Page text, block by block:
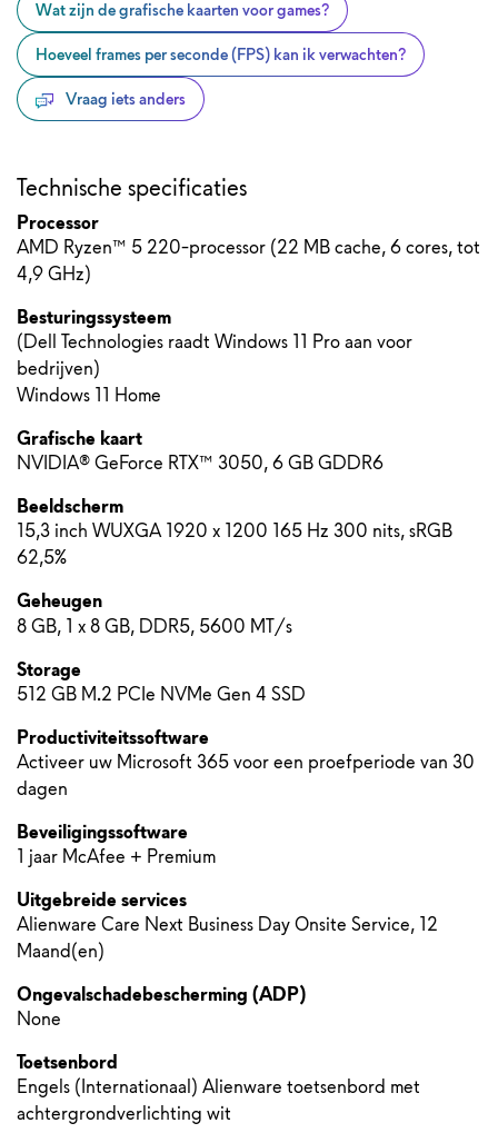
Wat zijn de grafische kaarten voor games?
Hoeveel frames per seconde (FPS) kan ik verwachten?
Vraag iets anders
Technische specificaties
Processor
AMD Ryzen™ 5 220-processor (22 MB cache, 6 cores, tot
4,9 GHz)
Besturingssysteem
(Dell Technologies raadt Windows 11 Pro aan voor
bedrijven)
Windows 11 Home
Grafische kaart
NVIDIA® GeForce RTX™ 3050, 6 GB GDDR6
Beeldscherm
15,3 inch WUXGA 1920 x 1200 165 Hz 300 nits, sRGB
62,5%
Geheugen
8 GB, 1 x 8 GB, DDR5, 5600 MT/s
Storage
512 GB M.2 PCIe NVMe Gen 4 SSD
Productiviteitssoftware
Activeer uw Microsoft 365 voor een proefperiode van 30
dagen
Beveiligingssoftware
1 jaar McAfee + Premium
Uitgebreide services
Alienware Care Next Business Day Onsite Service, 12
Maand(en)
Ongevalschadebescherming (ADP)
None
Toetsenbord
Engels (Internationaal) Alienware toetsenbord met
achtergrondverlichting wit